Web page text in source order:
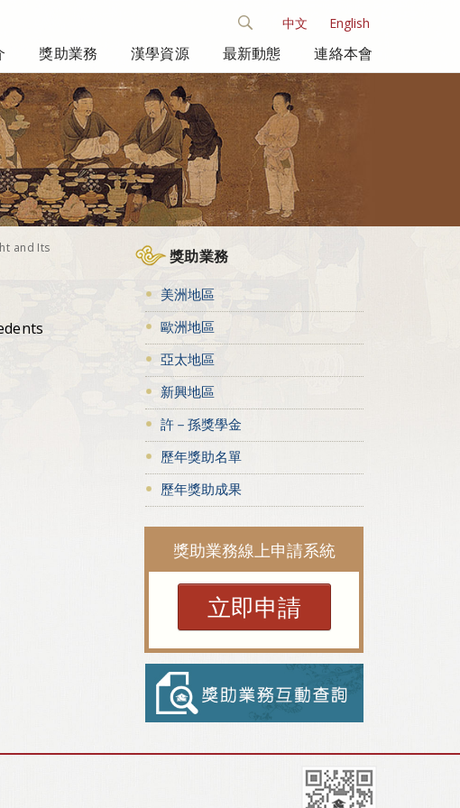
中文 English
獎助業務 漢學資源 最新動態 連絡本會
and Its
獎助業務
美洲地區
歐洲地區
亞太地區
新興地區
許－孫獎學金
歷年獎助名單
歷年獎助成果
獎助業務線上申請系統
立即申請